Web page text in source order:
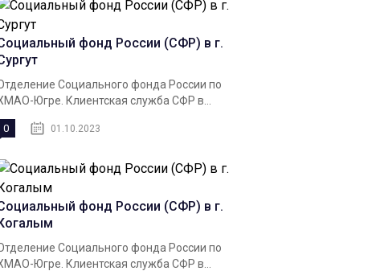
фонд России (СФР) в г.
Социального фонда России по
Югре. Клиентская служба СФР в...
0 01.10.2023
фонд России (СФР) в г.
Социального фонда России по
Югре. Клиентская служба СФР в...